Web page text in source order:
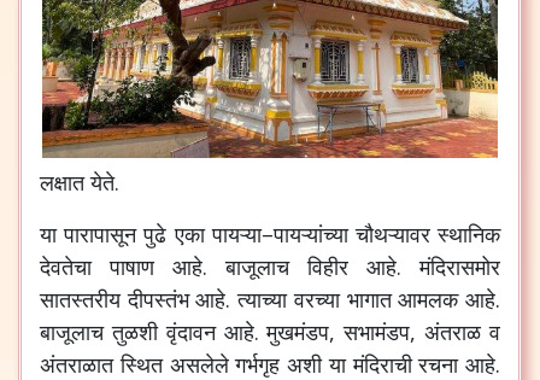
लक्षात येते.
या पारापासून पुढे एका पायऱ्या–पायऱ्यांच्या चौथऱ्यावर स्थानिक
देवतेचा
पाषाण आहे.बाजूलाच विहीर आहे.मंदिरासमोर
सातस्तरीय दीपस्तंभ आहे.त्याच्या वरच्या भागात आमलक आहे.
बाजूलाच तुळशी वृंदावन आहे.मुखमंडप,सभामंडप,अंतराळ व
अंतराळात स्थित असलेले गर्भगृह अशी या मंदिराची रचना आहे.